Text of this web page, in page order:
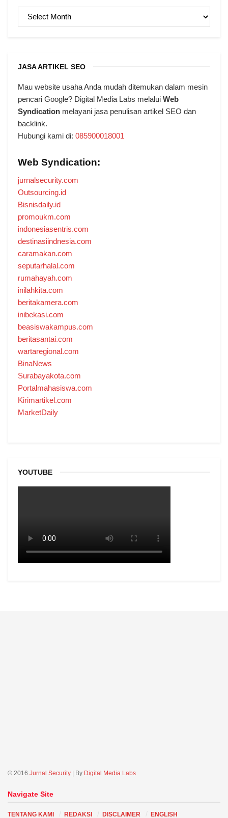
ARSIP
JASA ARTIKEL SEO
Mau website usaha Anda mudah ditemukan dalam mesin
pencari Google? Digital Media Labs melalui Web
Syndication melayani jasa penulisan artikel SEO dan
backlink.
Hubungi kami di: 085900018001
Web Syndication:
jurnalsecurity.com
Outsourcing.id
Bisnisdaily.id
promoukm.com
indonesiasentris.com
destinasiindnesia.com
caramakan.com
seputarhalal.com
rumahayah.com
inilahkita.com
beritakamera.com
inibekasi.com
beasiswakampus.com
beritasantai.com
wartaregional.com
BinaNews
Surabayakota.com
Portalmahasiswa.com
Kirimartikel.com
MarketDaily
YOUTUBE
© 2016 Jurnal Security | By Digital Media Labs
Navigate Site
TENTANG KAMI REDAKSI DISCLAIMER ENGLISH